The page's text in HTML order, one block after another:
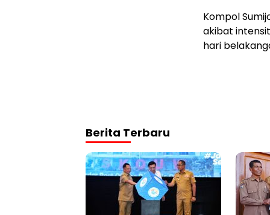
Kompol
akibat
hari
Berita Terbaru